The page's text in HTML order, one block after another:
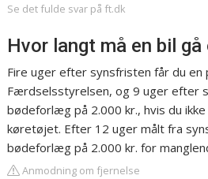
Se det fulde svar på ft.dk
Hvor langt må en bil gå
Fire uger efter synsfristen får du en
Færdselsstyrelsen, og 9 uger efter
bødeforlæg på 2.000 kr., hvis du
køretøjet. Efter 12 uger målt fra
bødeforlæg på 2.000 kr. for
Anmodning om fjernelse